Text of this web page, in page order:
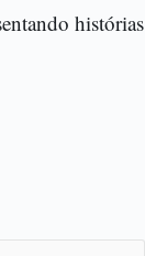
histórias